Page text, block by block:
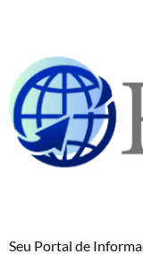
Seu Portal de